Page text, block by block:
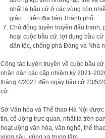
nhất là bầu cử ở các vùng còn
giáo… trên địa bàn Thành phố.
Chủ động tuyên truyền đấu tranh,
hoại cuộc bầu cử, lợi dụng bầu
dân tộc, chống phá Đảng và Nhà
Công tác tuyên truyền về cuộc bầu
nhân dân các cấp nhiệm kỳ 2021-
tháng 4/2021 đến ngày bầu cử 23/5/
cử.
Sở Văn hóa và Thể thao Hà Nội
tin, cổ động trực quan, nhất là trên
hoạt động văn hóa, văn nghệ, thể